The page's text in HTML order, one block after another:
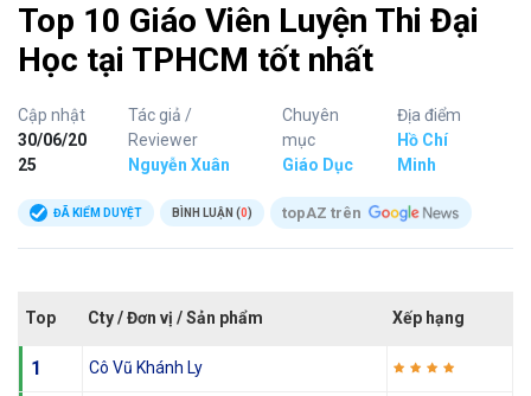
Top 10 Giáo Viên Luyện Thi Đại
Học tại TPHCM tốt nhất
Cập nhật
30/06/20
25
Tác giả /
Reviewer
Nguyễn Xuân
Chuyên
mục
Giáo Dục
Địa điểm
Hồ Chí
Minh
ĐÃ KIỂM DUYỆT BÌNH LUẬN (0) topAZ trên
Top Cty / Đơn vị / Sản phẩm Xếp hạng
1 Cô Vũ Khánh Ly